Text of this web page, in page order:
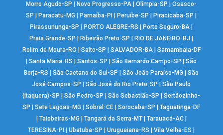
Morro Agudo-SP
Novo Progresso-PA |Olímpia-SP |Osasco-
SP
Paracatu-MG Parnaíba-PI Peruíbe-SP Piracicaba-SP
Pirassununga-SP
PORTO ALEGRE-RS Porto Seguro-BA
Praia Grande-SP
Ribeirão Preto-SP RIO DE JANEIRO-RJ
Rolim de Moura-RO
Salto-SP SALVADOR-BA| Samambaia-DF
|Santa Maria-RS |Santos-SP |São Bernardo Campo-SP |São
Borja-RS
|São Caetano do Sul-SP |São João Paraíso-MG |São
José Campos-SP
|São José do Rio Preto-SP |São Paulo
(Itaquera)-SP
|São Pedro-SP |São Sebastião-SP |Sertãozinho-
SP
|Sete Lagoas-MG |Sobral-CE |Sorocaba-SP |Taguatinga-DF
Taiobeiras-MG Tangará da Serra-MT| Tarauacá-AC|
TERESINA-PI
|Ubatuba-SP |Uruguaiana-RS |Vila Velha-ES